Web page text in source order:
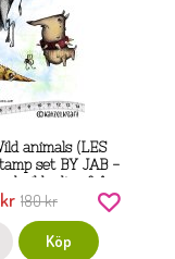
animals (LES
set BY JAB -
vilda djur från
A5
180 kr
Köp